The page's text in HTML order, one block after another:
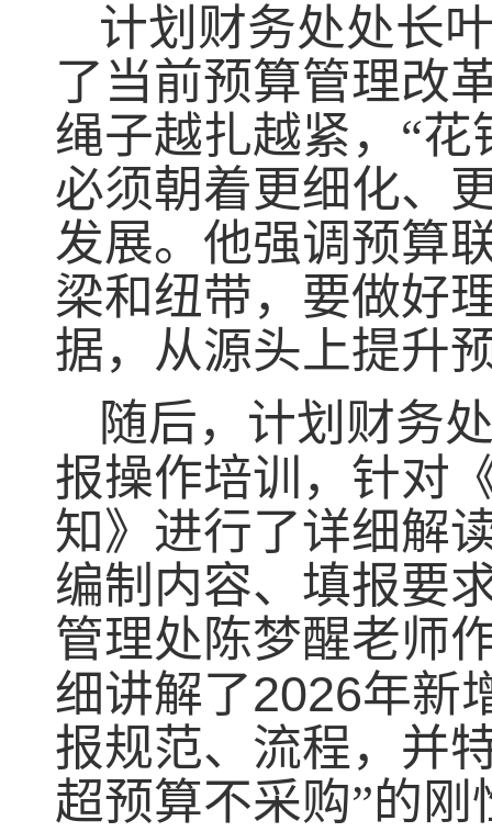
计划财务处处长
了当前预算管理改
绳子越扎越紧，“
必须朝着更细化、
发展。他强调预算
梁和纽带，要做好
据，从源头上提升
随后，计划财务
报操作培训，针对
知》进行了详细解
编制内容、填报要
管理处陈梦醒老师
细讲解了2026年新
报规范、流程，并
超预算不采购”的刚